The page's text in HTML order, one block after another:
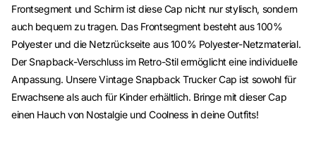
Frontsegment und Schirm ist diese Cap nicht nur stylisch, sondern
auch bequem zu tragen. Das Frontsegment besteht aus 100%
Polyester und die Netzrückseite aus 100% Polyester-Netzmaterial.
Der Snapback-Verschluss im Retro-Stil ermöglicht eine individuelle
Anpassung. Unsere Vintage Snapback Trucker Cap ist sowohl für
Erwachsene als auch für Kinder erhältlich. Bringe mit dieser Cap
einen Hauch von Nostalgie und Coolness in deine Outfits!